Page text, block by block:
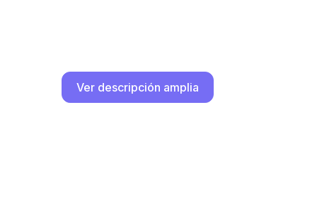
Ver descripción amplia